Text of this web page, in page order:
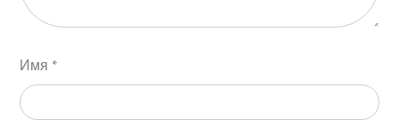
Имя *